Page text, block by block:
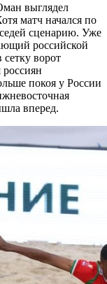
выглядел
матч начался по
сценарию. Уже
российской
ворот
россиян
покоя у России
вперед.